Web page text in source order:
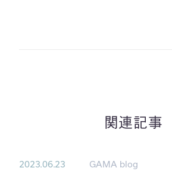
関連記事
2023.06.23 GAMA blog